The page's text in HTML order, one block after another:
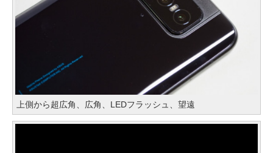
上側から超広角、広角、LEDフラッシュ、望遠